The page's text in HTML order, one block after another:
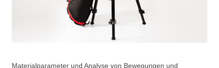
Materialparameter und Analyse von Bewegungen und